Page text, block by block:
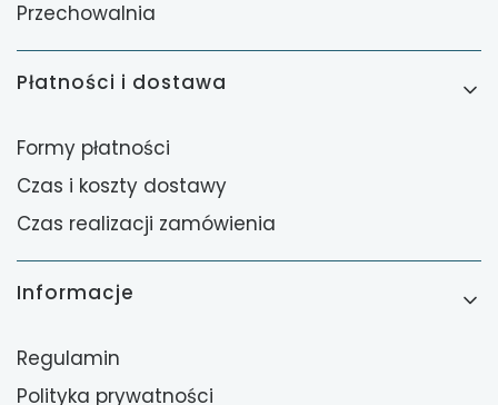
Przechowalnia
Płatności i dostawa
Formy płatności
Czas i koszty dostawy
Czas realizacji zamówienia
Informacje
Regulamin
Polityka prywatności